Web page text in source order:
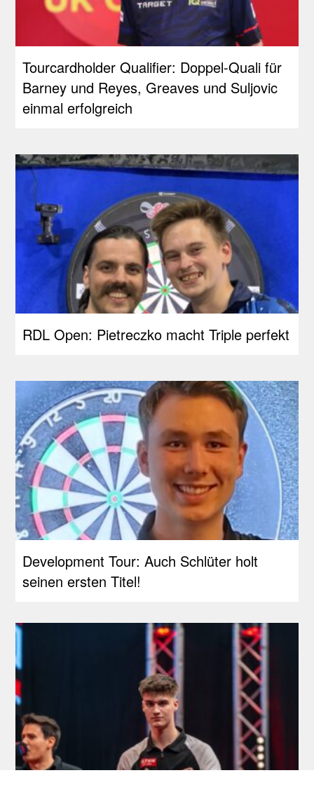
Tourcardholder Qualifier: Doppel-Quali für
Barney und Reyes, Greaves und Suljovic
einmal erfolgreich
RDL Open: Pietreczko macht Triple perfekt
Development Tour: Auch Schlüter holt
seinen ersten Titel!